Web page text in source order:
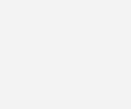
in einem länglichen trapezförmigen
hinaus in die Nordsee, wobei
Turbinenstandorte 109 Kilometer
werden. Zur nächstgelegenen
ist es mit 113 Kilometern ähnlich
voran, Netzanschluss verzögert